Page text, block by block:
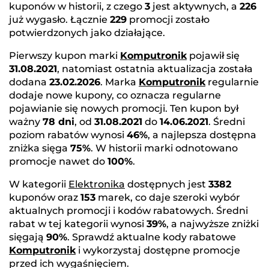
kuponów w historii, z czego 3 jest aktywnych, a 226
już wygasło. Łącznie 229 promocji zostało
potwierdzonych jako działające.
Pierwszy kupon marki Komputronikpojawił się
31.08.2021, natomiast ostatnia aktualizacja została
dodana 23.02.2026. Marka Komputronikregularnie
dodaje nowe kupony, co oznacza regularne
pojawianie się nowych promocji. Ten kupon był
ważny 78 dni, od 31.08.2021 do 14.06.2021. Średni
poziom rabatów wynosi 46%, a najlepsza dostępna
zniżka sięga 75%. W historii marki odnotowano
promocje nawet do 100%.
W kategorii Elektronika dostępnych jest 3382
kuponów oraz 153 marek, co daje szeroki wybór
aktualnych promocji i kodów rabatowych. Średni
rabat w tej kategorii wynosi 39%, a najwyższe zniżki
sięgają 90%. Sprawdź aktualne kody rabatowe
Komputroniki wykorzystaj dostępne promocje
przed ich wygaśnięciem.